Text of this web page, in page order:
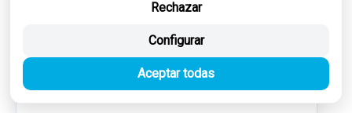
NOVEDAD
Rechazar
Configurar
Aceptar todas